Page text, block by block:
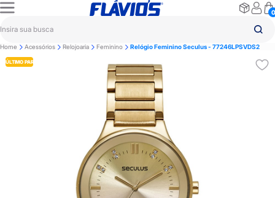
0
Home Acessórios Relojoaria Feminino Relógio Feminino Seculus - 77246LPSVDS2
ÚLTIMO PAR